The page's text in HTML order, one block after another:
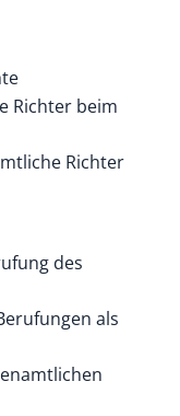
Richter beim
Richter
des
als